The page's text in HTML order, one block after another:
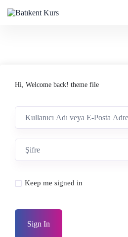
Hi, Welcome back! theme file
Keep me signed in
Sign In